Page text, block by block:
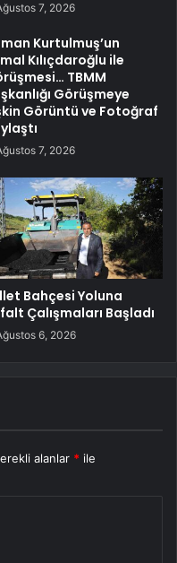
7, 2026
Kurtulmuş’un
Kılıçdaroğlu ile
TBMM
Görüşmeye
Görüntü ve Fotoğraf
7, 2026
Bahçesi Yoluna
Çalışmaları Başladı
6, 2026
alanlar * ile